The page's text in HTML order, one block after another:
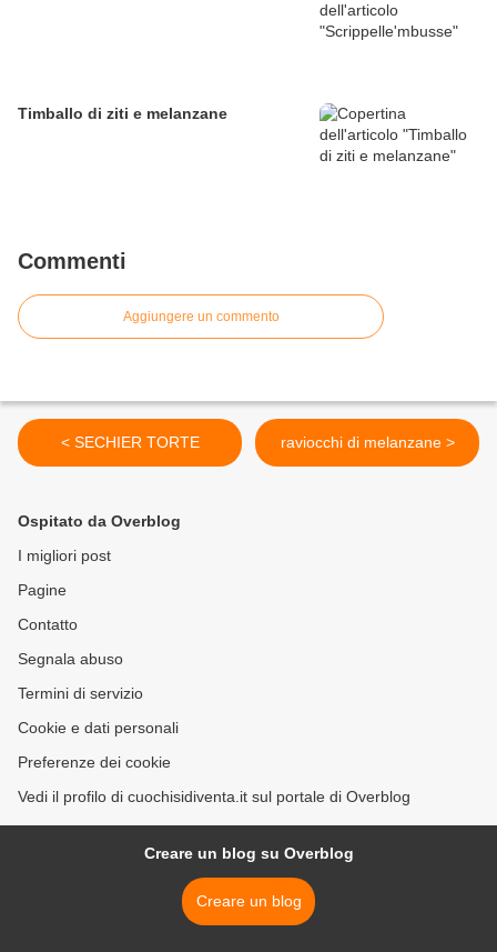
Timballo di ziti e melanzane
Commenti
Aggiungere un commento
< SECHIER TORTE raviocchi di melanzane >
Ospitato da Overblog
I migliori post
Pagine
Contatto
Segnala abuso
Termini di servizio
Cookie e dati personali
Preferenze dei cookie
Vedi il profilo di cuochisidiventa.it sul portale di Overblog
Creare un blog su Overblog
Creare un blog